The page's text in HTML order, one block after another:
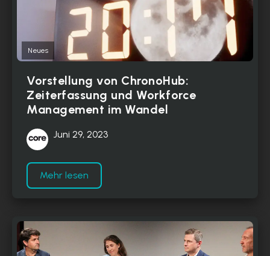
Neues
Vorstellung von ChronoHub:
Zeiterfassung und Workforce
Management im Wandel
Juni 29, 2023
Mehr lesen